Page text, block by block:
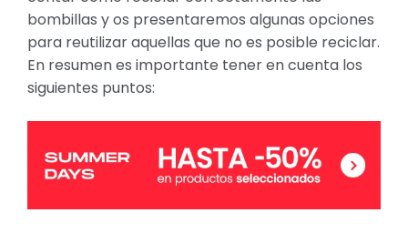
bombillas y os presentaremos algunas opciones
para reutilizar aquellas que no es posible reciclar.
En resumen es importante tener en cuenta los
siguientes puntos: